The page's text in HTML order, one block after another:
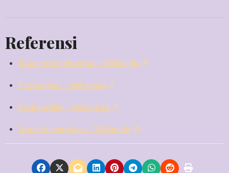
Referensi
Tourism in Indonesia – Wikipedia
Ecotourism – Wikipedia
Backpacking – Wikipedia
Travel technology – Wikipedia